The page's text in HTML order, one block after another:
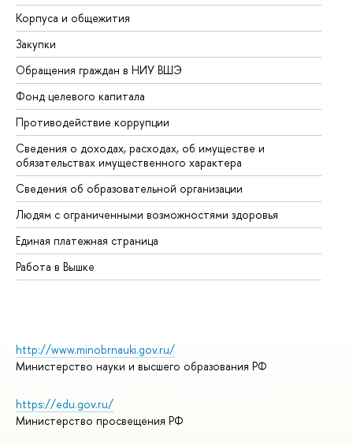
Корпуса и общежития
Закупки
Обращения граждан в НИУ ВШЭ
Фонд целевого капитала
Противодействие коррупции
Сведения о доходах, расходах, об имуществе и
обязательствах имущественного характера
Сведения об образовательной организации
Людям с ограниченными возможностями здоровья
Единая платежная страница
Работа в Вышке
http://www.minobrnauki.gov.ru/
Министерство науки и высшего образования РФ
https://edu.gov.ru/
Министерство просвещения РФ